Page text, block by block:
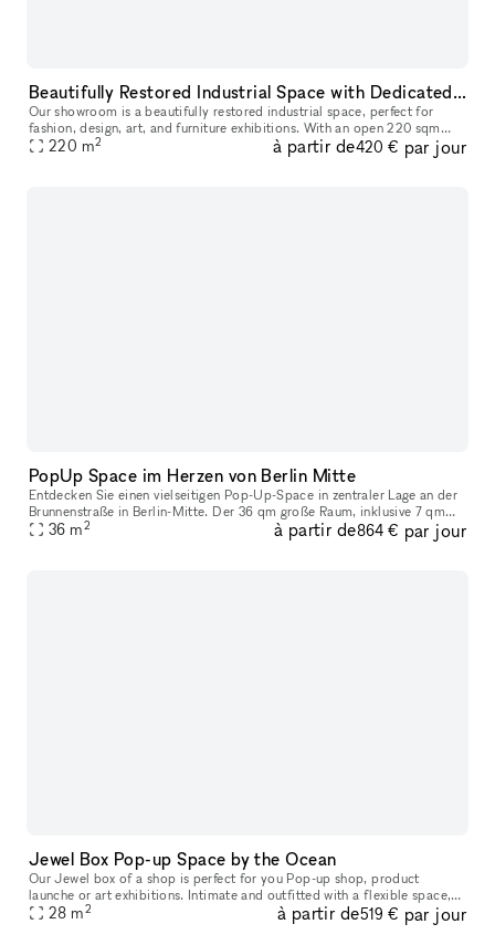
Beautifully Restored Industrial Space with Dedicated Photo Cyclorama, Perfect for Events, Exhibitions, and Creative Photo Shoots
Our showroom is a beautifully restored industrial space, perfect for
fashion, design, art, and furniture exhibitions. With an open 220 sqm
layout, it offers great flexibility for various setups and
220 m2 à partir de420 € par jour
PopUp Space im Herzen von Berlin Mitte
Entdecken Sie einen vielseitigen Pop-Up-Space in zentraler Lage an der
Brunnenstraße in Berlin-Mitte. Der 36 qm große Raum, inklusive 7 qm
Storage und einer 4 qm Toilette, bietet mit seinen weißen Wä
36 m2 à partir de864 € par jour
Jewel Box Pop-up Space by the Ocean
Our Jewel box of a shop is perfect for you Pop-up shop, product
launche or art exhibitions. Intimate and outfitted with a flexible space,
this 300 sq foot location boasts ocean breezes in a prime lo
28 m2 à partir de519 € par jour